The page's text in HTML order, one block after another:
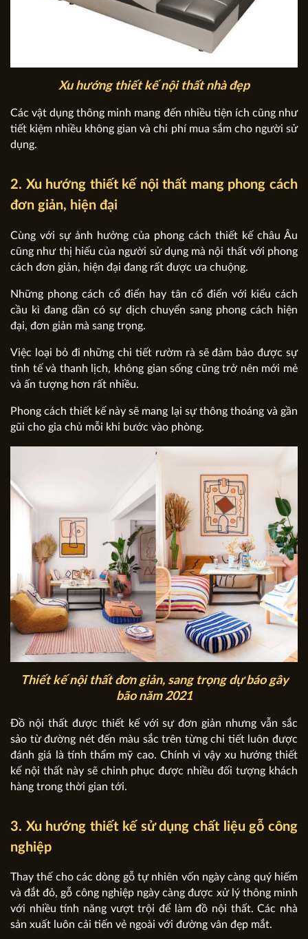
Xu hướng thiết kế nội thất nhà đẹp
Các vật dụng thông minh mang đến nhiều tiện ích cũng như
tiết kiệm nhiều không gian và chi phí mua sắm cho người sử
dụng.
2. Xu hướng thiết kế nội thất mang phong cách
đơn giản, hiện đại
Cùng với sự ảnh hưởng của phong cách thiết kế châu Âu
cũng như thị hiếu của người sử dụng mà nội thất với phong
cách đơn giản, hiện đại đang rất được ưa chuộng.
Những phong cách cổ điển hay tân cổ điển với kiểu cách
cầu kì đang dần có sự dịch chuyển sang phong cách hiện
đại, đơn giản mà sang trọng.
Việc loại bỏ đi những chi tiết rườm rà sẽ đảm bảo được sự
tinh tế và thanh lịch, không gian sống cũng trở nên mới mẻ
và ấn tượng hơn rất nhiều.
Phong cách thiết kế này sẽ mang lại sự thông thoáng và gần
gũi cho gia chủ mỗi khi bước vào phòng.
Thiết kế nội thất đơn giản, sang trọng dự báo gây
bão năm 2021
Đồ nội thất được thiết kế với sự đơn giản nhưng vẫn sắc
sảo từ đường nét đến màu sắc trên từng chi tiết luôn được
đánh giá là tính thẩm mỹ cao. Chính vì vậy xu hướng thiết
kế nội thất này sẽ chinh phục được nhiều đối tượng khách
hàng trong thời gian tới.
3. Xu hướng thiết kế sử dụng chất liệu gỗ công
nghiệp
Thay thế cho các dòng gỗ tự nhiên vốn ngày càng quý hiếm
và đắt đỏ, gỗ công nghiệp ngày càng được xử lý thông minh
với nhiều tính năng vượt trội để làm đồ nội thất. Các nhà
sản xuất luôn cải tiến vẻ ngoài với đường vân đẹp mắt.